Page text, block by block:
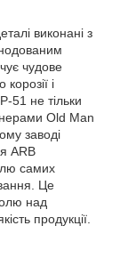
виконані з
чудове
і
51 не тільки
Old Man
заводі
ARB
самих
Це
над
продукції.